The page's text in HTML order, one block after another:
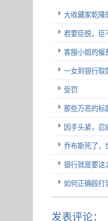
大收藏家乾隆
君要臣脱，臣
客服小姐的催
一女到银行取
受罚
那些万恶的标
因手头紧，忍
乔布斯死了，
银行就是要这
如何正确殴打
发表评论：